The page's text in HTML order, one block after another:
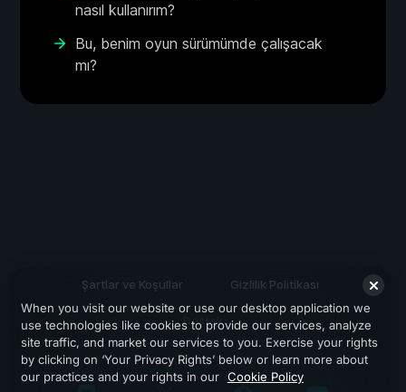
nasıl kullanırım?
Bu, benim oyun sürümümde çalışacak
mı?
Şartlar ve Koşullar Gizlilik Politikası
Destek
When you visit our website or use our desktop application we
use technologies like cookies to provide our services, analyze
site traffic, and market our services to you. Exercise your rights
by clicking on ‘Your Privacy Rights’ below or learn more about
our practices and your rights in our Cookie Policy